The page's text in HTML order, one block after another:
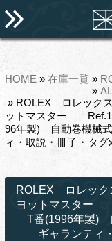
HOME » 在庫一覧 »
»
» ROLEX ロレッ
ットマスター
96年製) 自動巻機
ィ・取説・冊子・タ
ROLEX ロレッ
ヨットマスタ
T番(1996年製
ギャランティ・